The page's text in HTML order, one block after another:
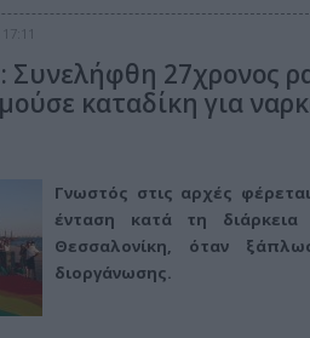
Συνελήφθη 27χρονος
καταδίκη για
Γνωστός στις αρχές
ένταση κατά τη
Θεσσαλονίκη, όταν
διοργάνωσης.